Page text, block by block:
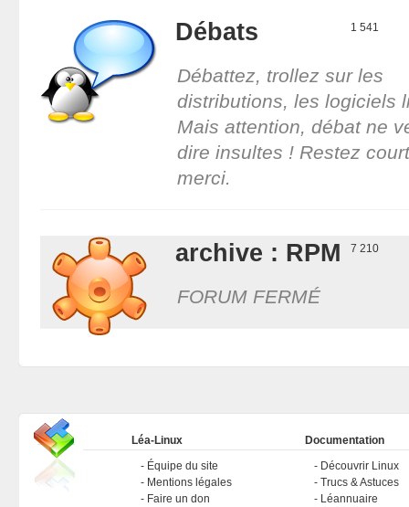
1 541
Débats
Débattez, trollez sur les
distributions, les logiciels
Mais attention, débat ne
dire insultes ! Restez
merci.
7 210
archive : RPM
FORUM FERMÉ
Léa-Linux
Équipe du site
Mentions légales
Faire un don
Documentation
Découvrir Linux
Trucs & Astuces
Léannuaire